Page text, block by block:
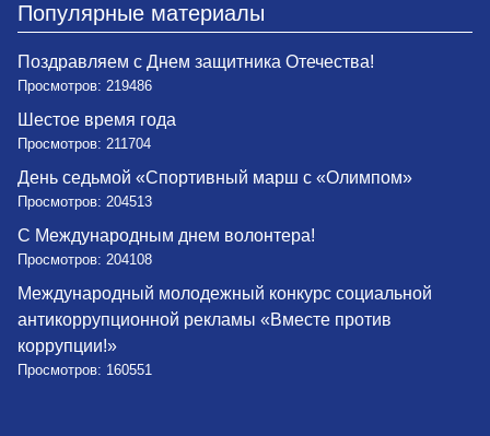
Популярные материалы
Поздравляем с Днем защитника Отечества!
Просмотров: 219486
Шестое время года
Просмотров: 211704
День седьмой «Спортивный марш с «Олимпом»
Просмотров: 204513
С Международным днем волонтера!
Просмотров: 204108
Международный молодежный конкурс социальной
антикоррупционной рекламы «Вместе против
коррупции!»
Просмотров: 160551